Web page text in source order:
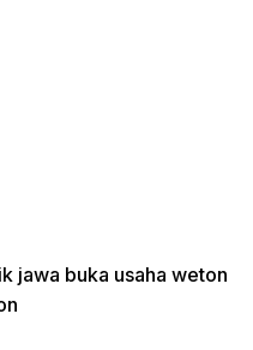
jawa buka usaha weton